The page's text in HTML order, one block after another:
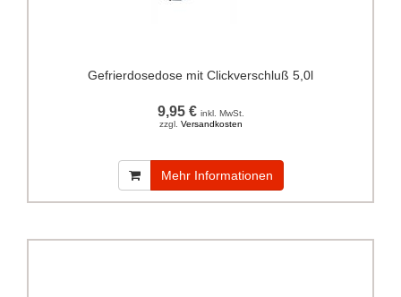
Gefrierdosedose mit Clickverschluß 5,0l
9,95 € inkl. MwSt.
zzgl. Versandkosten
Mehr Informationen